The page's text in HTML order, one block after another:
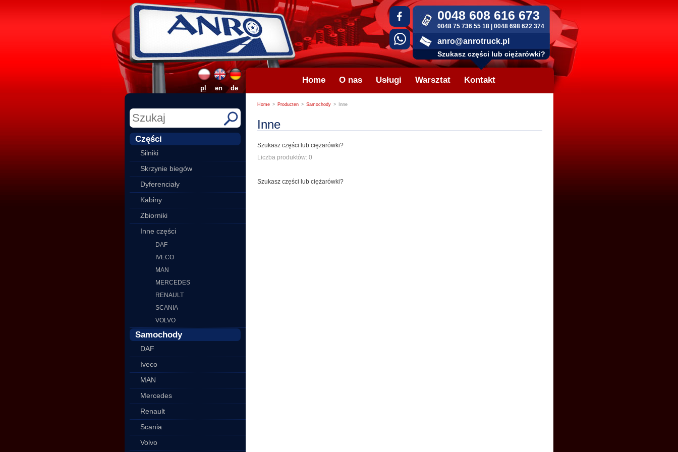
Home O nas Usługi Warsztat Kontakt
pl en de
0048 608 616 673
0048 75 736 55 18 | 0048 698 622 374
anro@anrotruck.pl
Szukasz części lub ciężarówki?
Części
Silniki
Skrzynie biegów
Dyferenciały
Kabiny
Zbiorniki
Inne części
DAF
IVECO
MAN
MERCEDES
RENAULT
SCANIA
VOLVO
Samochody
DAF
Iveco
MAN
Mercedes
Renault
Scania
Volvo
Home > Producten > Samochody > Inne
Inne
Szukasz części lub ciężarówki?
Liczba produktów: 0
Szukasz części lub ciężarówki?